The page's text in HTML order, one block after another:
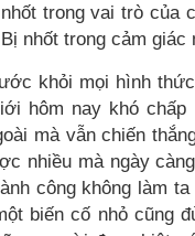
trong vai trò của
nhốt trong cảm
khỏi mọi hình
hôm nay khó
mà vẫn chiến
nhiều mà ngày
công không làm
biến cố nhỏ cũng